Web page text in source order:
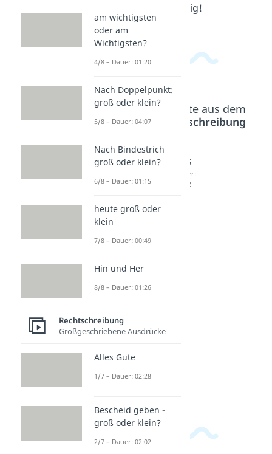
du hier genau richtig!
Beliebte Inhalte aus dem
Bereich
Rechtschreibung
tamam
01:54
Blyat
Bedeut
01:47
Cüs
Dauer:
02:42
am wichtigsten
oder am
Wichtigsten?
4/8 – Dauer: 01:20
Nach Doppelpunkt:
groß oder klein?
5/8 – Dauer: 04:07
Nach Bindestrich
groß oder klein?
6/8 – Dauer: 01:15
heute groß oder
klein
7/8 – Dauer: 00:49
Hin und Her
8/8 – Dauer: 01:26
Rechtschreibung
Großgeschriebene Ausdrücke
Alles Gute
1/7 – Dauer: 02:28
Bescheid geben -
groß oder klein?
2/7 – Dauer: 02:02